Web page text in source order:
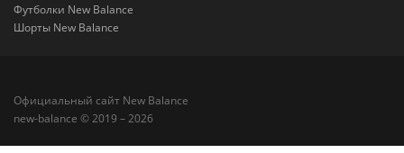
Футболки New Balance
Шорты New Balance
Официальный сайт New Balance
new-balance © 2019 – 2026